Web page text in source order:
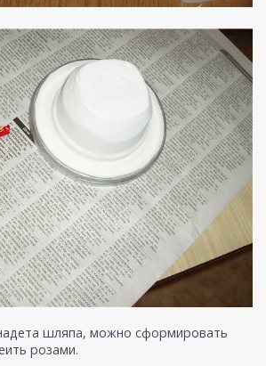
шляпа, можно сформировать
розами.